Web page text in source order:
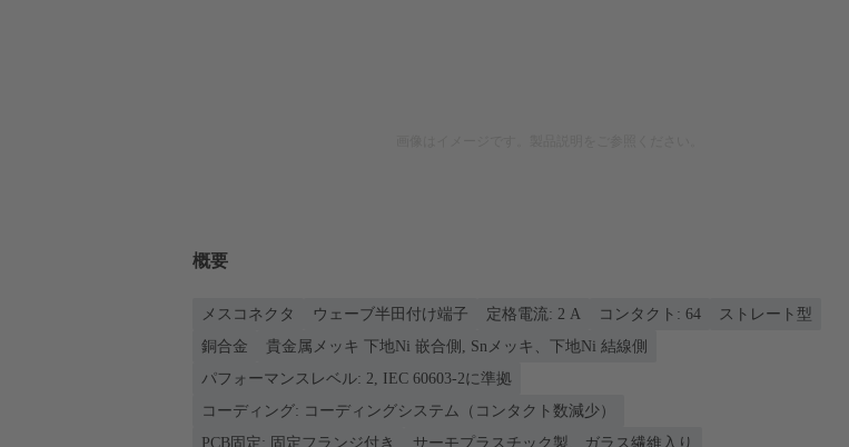
概要
メスコネクタ ウェーブ半田付け端子 定格電流: ‌2 A コンタクト: 64
ストレート型
銅合金
貴金属メッキ 下地Ni 嵌合側, Snメッキ、下地Ni 結線側
パフォーマンスレベル: 2, IEC 60603-2に準拠
コーディング: コーディングシステム（コンタクト数減少）
PCB固定: 固定フランジ付き
サーモプラスチック製、ガラス繊維入り